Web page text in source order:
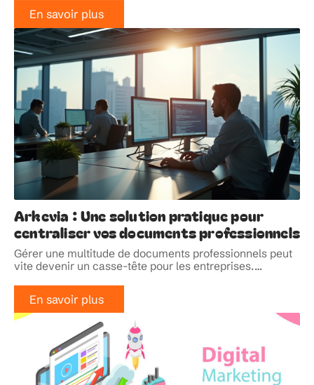
En savoir plus
Arkevia : Une solution pratique pour
centraliser vos documents professionnels
Gérer une multitude de documents professionnels peut
vite devenir un casse-tête pour les entreprises.…
En savoir plus